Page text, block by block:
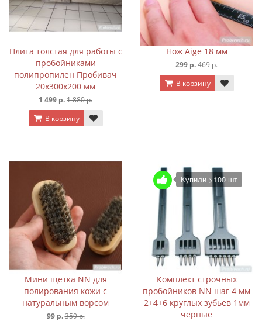
Плита толстая для работы с
пробойниками
полипропилен Пробивач
20х300х200 мм
1 499 р.1 880 р.
В корзину
Нож Aige 18 мм
299 р.469 р.
В корзину
Мини щетка NN для
полирования кожи с
натуральным ворсом
99 р.359 р.
Купили >100 шт
Комплект строчных
пробойников NN шаг 4 мм
2+4+6 круглых зубьев 1мм
черные